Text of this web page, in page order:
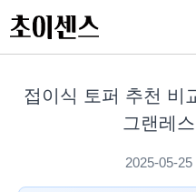
접이식 토퍼 추천 비
그랜레
2025-05-25